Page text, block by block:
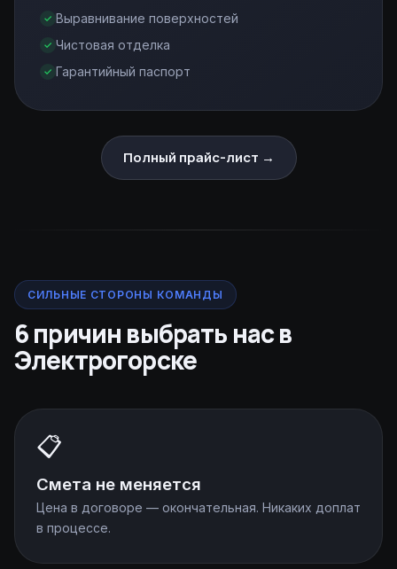
Выравнивание поверхностей
Чистовая отделка
Гарантийный паспорт
Полный прайс-лист →
СИЛЬНЫЕ СТОРОНЫ КОМАНДЫ
6 причин выбрать нас в
Электрогорске
📋
Смета не меняется
Цена в договоре — окончательная. Никаких доплат
в процессе.